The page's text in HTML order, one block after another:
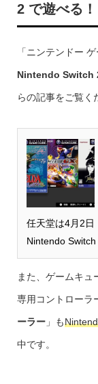
2 で遊べる！
「ニンテンドー
Nintendo Switch
らの記事をご覧く
任天堂は4月2日
Nintendo
また、ゲームキュ
専用コントローラ
ーラー」も
中です。